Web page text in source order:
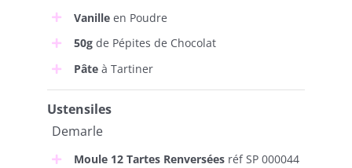
Vanilleen Poudre
50gde Pépites de Chocolat
Pâteà Tartiner
Ustensiles
Demarle
Moule 12 Tartes Renverséesréf SP 000044